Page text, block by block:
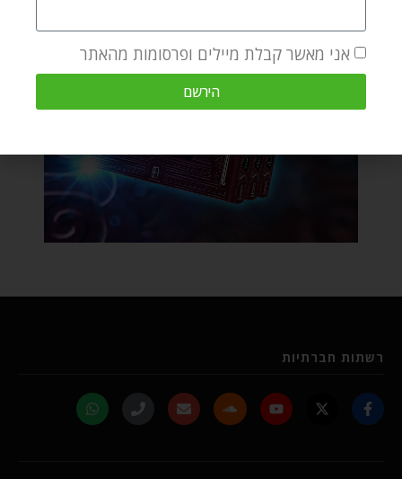
רשתות חברתיות
אני מאשר קבלת מיילים ופרסומות מהאתר
הירשם